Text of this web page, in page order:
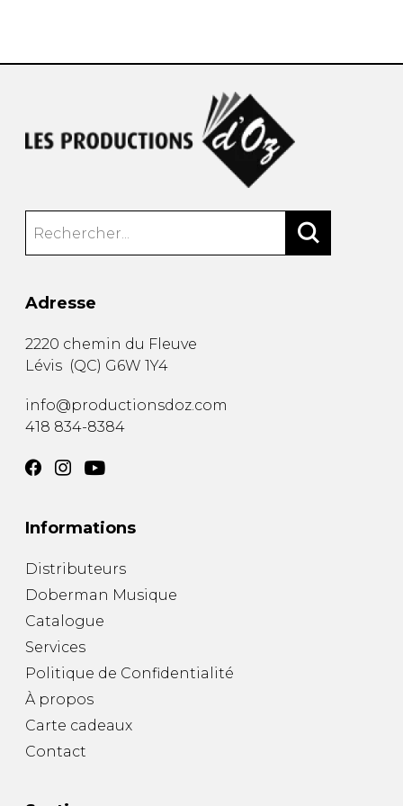
Adresse
2220 chemin du Fleuve
Lévis (QC) G6W 1Y4
info@productionsdoz.com
418 834-8384
Informations
Distributeurs
Doberman Musique
Catalogue
Services
Politique de Confidentialité
À propos
Carte cadeaux
Contact